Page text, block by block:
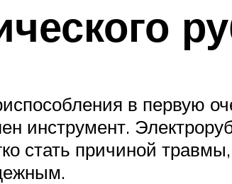
в первую
инструмент.
стать причиной